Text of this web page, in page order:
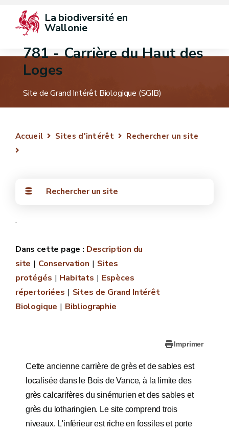
La biodiversité en
Wallonie
781 - Carrière du Haut des
Loges
Site de Grand Intérêt Biologique (SGIB)
Accueil Sites d'intérêt Rechercher un site
Rechercher un site
.
Description du
site
Conservation
Sites
protégés
Habitats
Espèces
répertoriées
Sites de Grand Intérêt
Biologique
Bibliographie
Imprimer
Cette ancienne carrière de grès et de sables est
localisée dans le Bois de Vance, à la limite des
grès calcarifères du sinémurien et des sables et
grès du lotharingien. Le site comprend trois
niveaux. L'inférieur est riche en fossiles et porte